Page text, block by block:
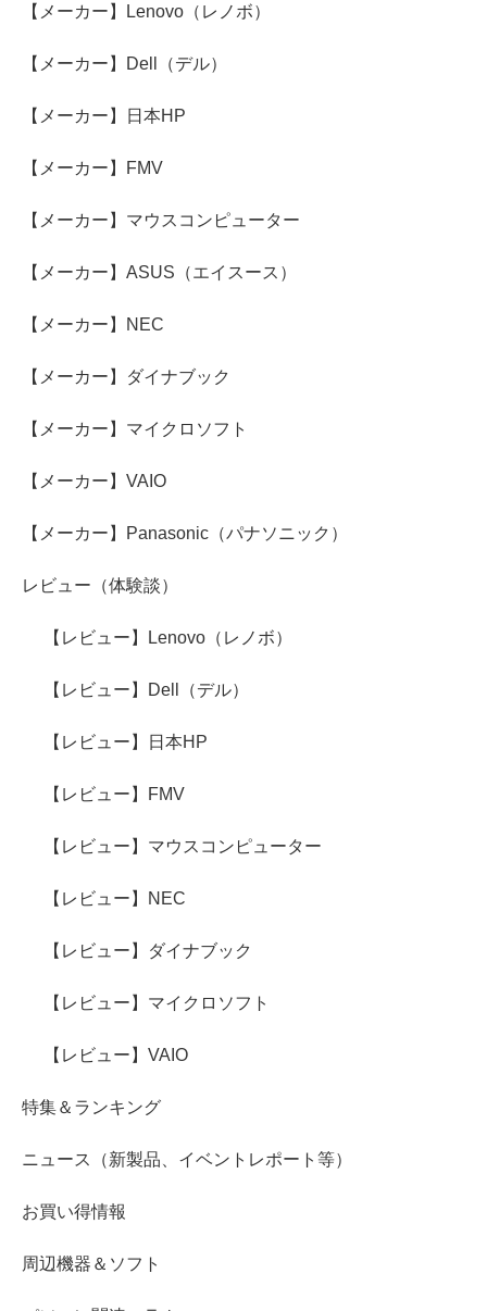
【メーカー】Lenovo（レノボ）
【メーカー】Dell（デル）
【メーカー】日本HP
【メーカー】FMV
【メーカー】マウスコンピューター
【メーカー】ASUS（エイスース）
【メーカー】NEC
【メーカー】ダイナブック
【メーカー】マイクロソフト
【メーカー】VAIO
【メーカー】Panasonic（パナソニック）
レビュー（体験談）
【レビュー】Lenovo（レノボ）
【レビュー】Dell（デル）
【レビュー】日本HP
【レビュー】FMV
【レビュー】マウスコンピューター
【レビュー】NEC
【レビュー】ダイナブック
【レビュー】マイクロソフト
【レビュー】VAIO
特集＆ランキング
ニュース（新製品、イベントレポート等）
お買い得情報
周辺機器＆ソフト